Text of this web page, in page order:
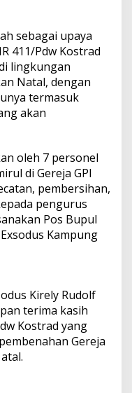
sebagai upaya
411/Pdw Kostrad
lingkungan
Natal, dengan
termasuk
akan
oleh 7 personel
di Gereja GPI
pembersihan,
pengurus
Pos Bupul
Kampung
Kirely Rudolf
terima kasih
Kostrad yang
Gereja